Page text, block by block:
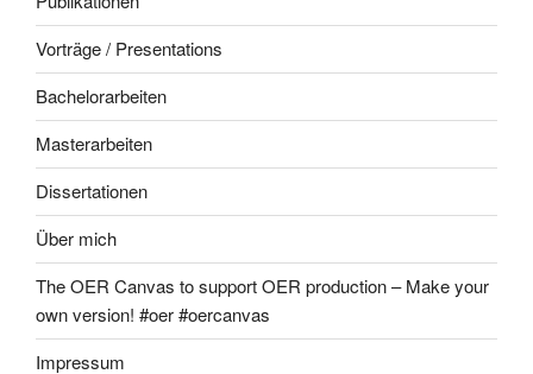
Vorträge / Presentations
Bachelorarbeiten
Masterarbeiten
Dissertationen
Über mich
The OER Canvas to support OER production – Make your
own version! #oer #oercanvas
Impressum